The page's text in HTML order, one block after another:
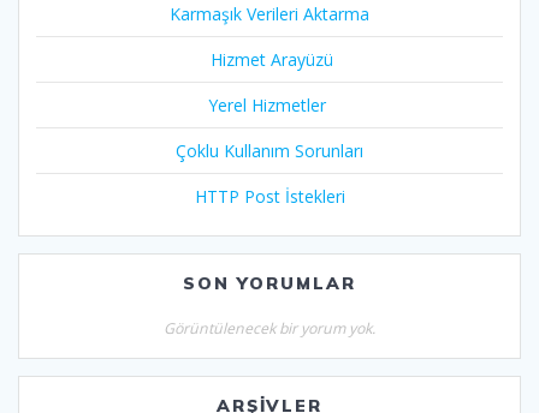
Karmaşık Verileri Aktarma
Hizmet Arayüzü
Yerel Hizmetler
Çoklu Kullanım Sorunları
HTTP Post İstekleri
SON YORUMLAR
Görüntülenecek bir yorum yok.
ARŞIVLER